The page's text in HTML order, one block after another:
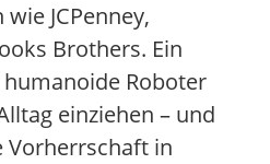
JCPenney,
Brothers. Ein
Roboter
einziehen – und
Vorherrschaft in